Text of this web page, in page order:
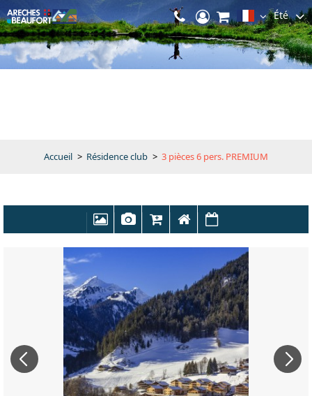
Été
Accueil > Résidence club > 3 pièces 6 pers. PREMIUM